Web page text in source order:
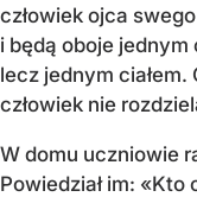
człowiek ojca
i będą oboje jednym
lecz jednym ciałem.
człowiek nie
W domu uczniowie
Powiedział im: «Kto